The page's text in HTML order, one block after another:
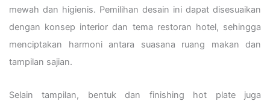
mewah dan higienis. Pemilihan desain ini dapat disesuaikan
dengan konsep interior dan tema restoran hotel, sehingga
menciptakan harmoni antara suasana ruang makan dan
tampilan sajian.
Selain tampilan, bentuk dan finishing hot plate juga